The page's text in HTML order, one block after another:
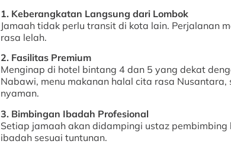
1. Keberangkatan Langsung dari Lombok
Jamaah tidak perlu transit di kota lain. Perjalanan
rasa lelah.
2. Fasilitas Premium
Menginap di hotel bintang 4 dan 5 yang dekat
Nabawi, menu makanan halal cita rasa
nyaman.
3. Bimbingan Ibadah Profesional
Setiap jamaah akan didampingi ustaz
ibadah sesuai tuntunan.